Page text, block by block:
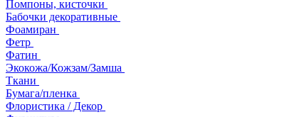
Помпоны, кисточки
Бабочки декоративные
Фоамиран
Фетр
Фатин
Экокожа/Кожзам/Замша
Ткани
Бумага/пленка
Флористика / Декор